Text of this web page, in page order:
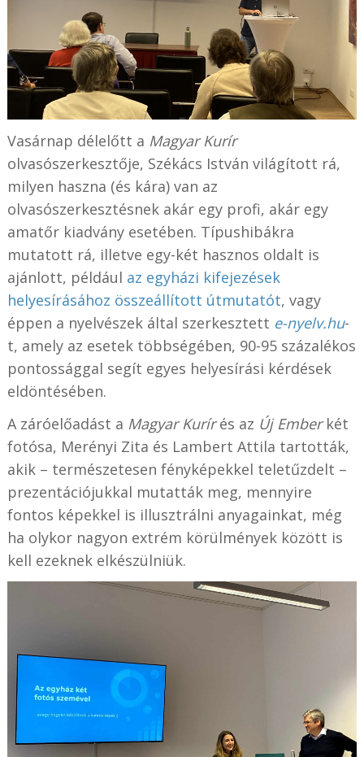
Vasárnap délelőtt a Magyar Kurír
olvasószerkesztője, Székács István világított rá,
milyen haszna (és kára) van az
olvasószerkesztésnek akár egy profi, akár egy
amatőr kiadvány esetében. Típushibákra
mutatott rá, illetve egy-két hasznos oldalt is
ajánlott, például az egyházi kifejezések
helyesírásához összeállított útmutatót, vagy
éppen a nyelvészek által szerkesztett e-nyelv.hu-
t, amely az esetek többségében, 90-95 százalékos
pontossággal segít egyes helyesírási kérdések
eldöntésében.
A záróelőadást a Magyar Kurírés az Új Emberkét
fotósa, Merényi Zita és Lambert Attila tartották,
akik – természetesen fényképekkel teletűzdelt –
prezentációjukkal mutatták meg, mennyire
fontos képekkel is illusztrálni anyagainkat, még
ha olykor nagyon extrém körülmények között is
kell ezeknek elkészülniük.